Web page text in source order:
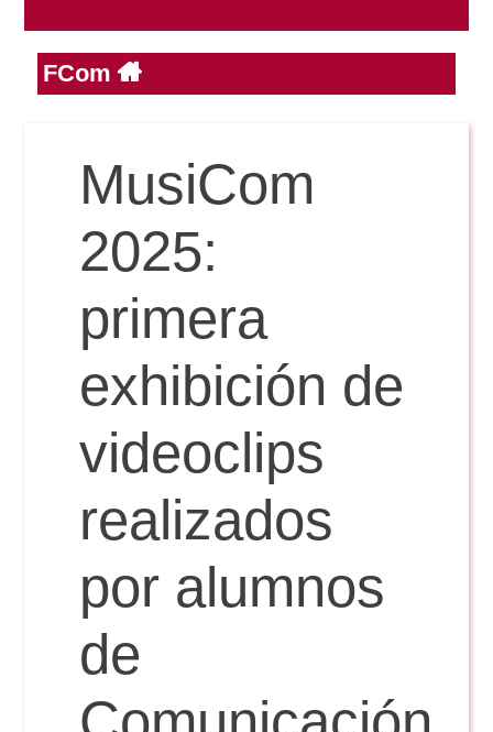
Reservas
Periodismo
Publicidad y RR.PP
Comunicación Audiovisual
Doble Grado PER/CAV
Exámenes Grado
Periodismo
Publicidad y RR.PP
Comunicación Audiovisual
Doble Grado PER/CAV
Secretaría Virtual
#miTFG
#YoPractico
Boletines
FCom
MusiCom
2025:
primera
exhibición de
videoclips
realizados
por alumnos
de